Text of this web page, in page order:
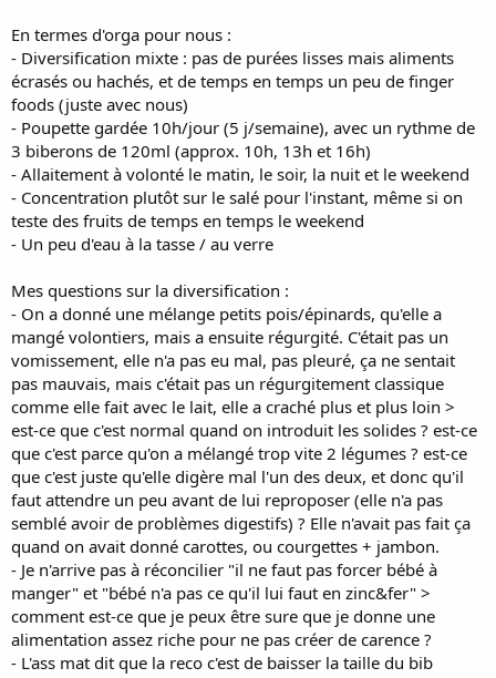
En termes d'orga pour nous :
- Diversification mixte : pas de purées lisses mais aliments
écrasés ou hachés, et de temps en temps un peu de finger
foods (juste avec nous)
- Poupette gardée 10h/jour (5 j/semaine), avec un rythme de
3 biberons de 120ml (approx. 10h, 13h et 16h)
- Allaitement à volonté le matin, le soir, la nuit et le weekend
- Concentration plutôt sur le salé pour l'instant, même si on
teste des fruits de temps en temps le weekend
- Un peu d'eau à la tasse / au verre
Mes questions sur la diversification :
- On a donné une mélange petits pois/épinards, qu'elle a
mangé volontiers, mais a ensuite régurgité. C'était pas un
vomissement, elle n'a pas eu mal, pas pleuré, ça ne sentait
pas mauvais, mais c'était pas un régurgitement classique
comme elle fait avec le lait, elle a craché plus et plus loin >
est-ce que c'est normal quand on introduit les solides ? est-ce
que c'est parce qu'on a mélangé trop vite 2 légumes ? est-ce
que c'est juste qu'elle digère mal l'un des deux, et donc qu'il
faut attendre un peu avant de lui reproposer (elle n'a pas
semblé avoir de problèmes digestifs) ? Elle n'avait pas fait ça
quand on avait donné carottes, ou courgettes + jambon.
- Je n'arrive pas à réconcilier "il ne faut pas forcer bébé à
manger" et "bébé n'a pas ce qu'il lui faut en zinc&fer" >
comment est-ce que je peux être sure que je donne une
alimentation assez riche pour ne pas créer de carence ?
- L'ass mat dit que la reco c'est de baisser la taille du bib